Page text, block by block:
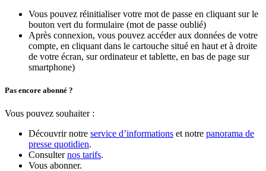
Vous pouvez réinitialiser votre mot de passe en cliquant sur le
bouton vert du formulaire (mot de passe oublié)
Après connexion, vous pouvez accéder aux données de votre
compte, en cliquant dans le cartouche situé en haut et à droite
de votre écran, sur ordinateur et tablette, en bas de page sur
smartphone)
Pas encore abonné ?
Vous pouvez souhaiter :
Découvrir notre service d’informations et notre panorama de
presse quotidien.
Consulternos tarifs.
Vous abonner.